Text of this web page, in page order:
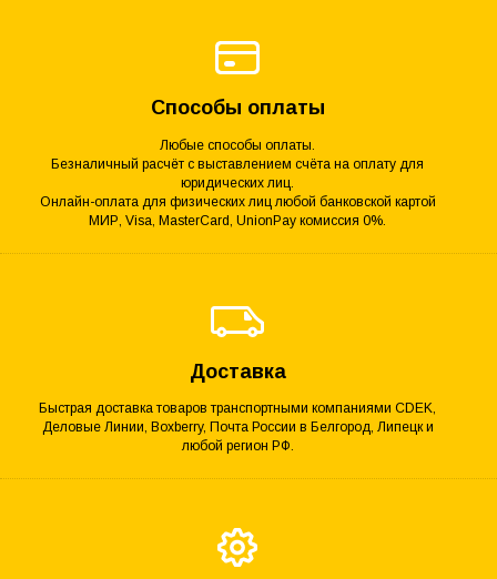
Способы оплаты
Любые способы оплаты.
Безналичный расчёт с выставлением счёта на оплату для
юридических лиц.
Онлайн-оплата для физических лиц любой банковской картой
МИР, Visa, MasterCard, UnionPay комиссия 0%.
Доставка
Быстрая доставка товаров транспортными компаниями CDEK,
Деловые Линии, Boxberry, Почта России в Белгород, Липецк и
любой регион РФ.